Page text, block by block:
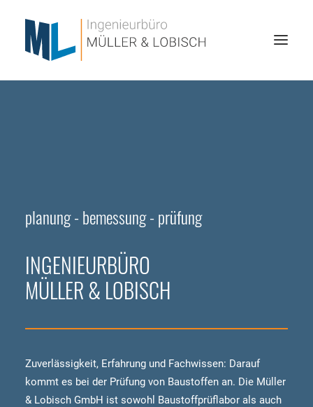
JOBS
KONTAKT
SEARCH
KUNDEN LOGIN
planung - bemessung - prüfung
INGENIEURBÜRO
MÜLLER & LOBISCH
Zuverlässigkeit, Erfahrung und Fachwissen: Darauf
kommt es bei der Prüfung von Baustoffen an. Die Müller
& Lobisch GmbH ist sowohl Baustoffprüflabor als auch